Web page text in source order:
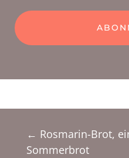
← Rosmarin-Brot,
Sommerbrot